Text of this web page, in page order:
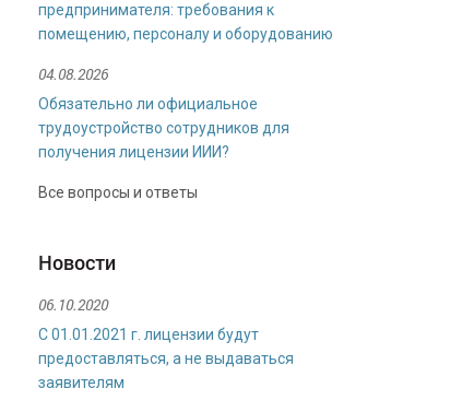
предпринимателя: требования к
помещению, персоналу и оборудованию
04.08.2026
Обязательно ли официальное
трудоустройство сотрудников для
получения лицензии ИИИ?
Все вопросы и ответы
Новости
06.10.2020
С 01.01.2021 г. лицензии будут
предоставляться, а не выдаваться
заявителям